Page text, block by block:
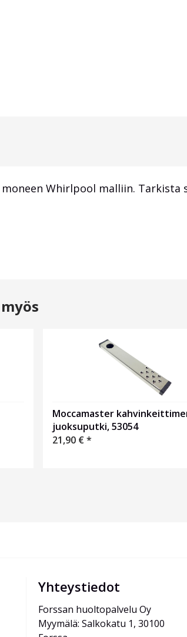
Whirlpool malliin.
Moccamaster
juoksuputki, 53054
21,90 €*
Yhteystiedot
Forssan huoltopalvelu Oy
Myymälä: Salkokatu 1, 30100